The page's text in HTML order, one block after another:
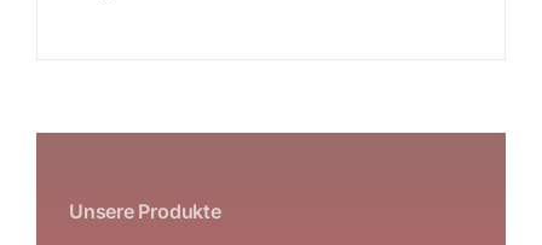
Unsere Produkte